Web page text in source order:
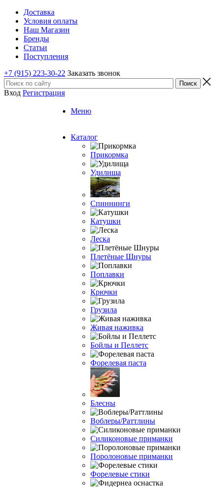
Доставка
Условия оплаты
Наш Магазин
Бренды
Статьи
Поступления
+7 (915) 223-30-22 Заказать звонок
Вход Регистрация
Меню
Каталог
Прикормка
Удилища
Спиннинги
Катушки
Леска
Плетёные Шнуры
Поплавки
Крючки
Грузила
Живая наживка
Бойлы и Пеллетс
Форелевая паста
Блесны
Воблеры/Раттлины
Силиконовые приманки
Поролоновые приманки
Форелевые стики